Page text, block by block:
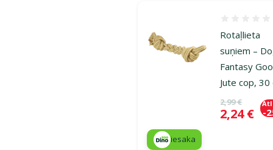
Rotaļlieta
suņiem –
Fantasy
Jute cop, 30
Oriģinālā
2,99 €
Cena
2,24 € -
iesaka